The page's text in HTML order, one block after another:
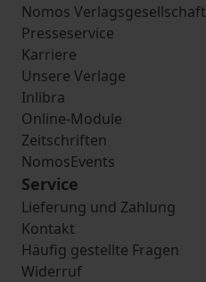
Nomos Verlagsgesellschaft
Presseservice
Karriere
Unsere Verlage
Inlibra
Online-Module
Zeitschriften
NomosEvents
Service
Lieferung und Zahlung
Kontakt
Häufig gestellte Fragen
Widerruf